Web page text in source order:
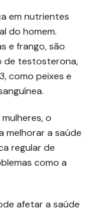
em nutrientes
do homem.
e frango, são
de testosterona,
como peixes e
o
melhorar a saúde
regular de
como a
afetar a saúde